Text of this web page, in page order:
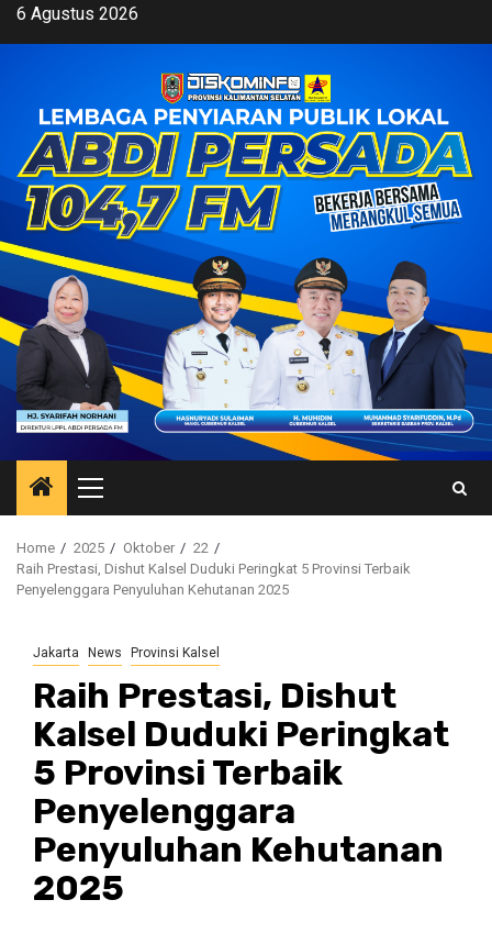
Skip6 Agustus 2026
Primary
Menu
Home 2025 Oktober
22
Raih Prestasi, Dishut Kalsel Duduki Peringkat 5 Provinsi Terbaik
Penyelenggara Penyuluhan Kehutanan 2025
Jakarta News Provinsi Kalsel
Raih Prestasi, Dishut
Kalsel Duduki Peringkat
5 Provinsi Terbaik
Penyelenggara
Penyuluhan Kehutanan
2025